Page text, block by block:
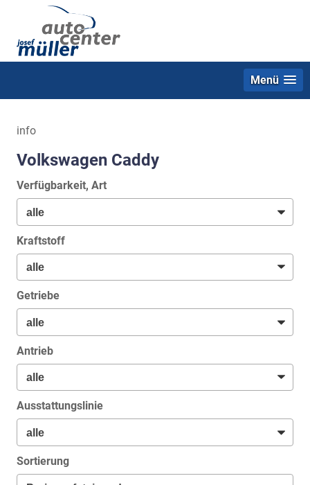
Menü
info
Volkswagen Caddy
Verfügbarkeit, Art
Kraftstoff
Getriebe
Antrieb
Ausstattungslinie
Sortierung